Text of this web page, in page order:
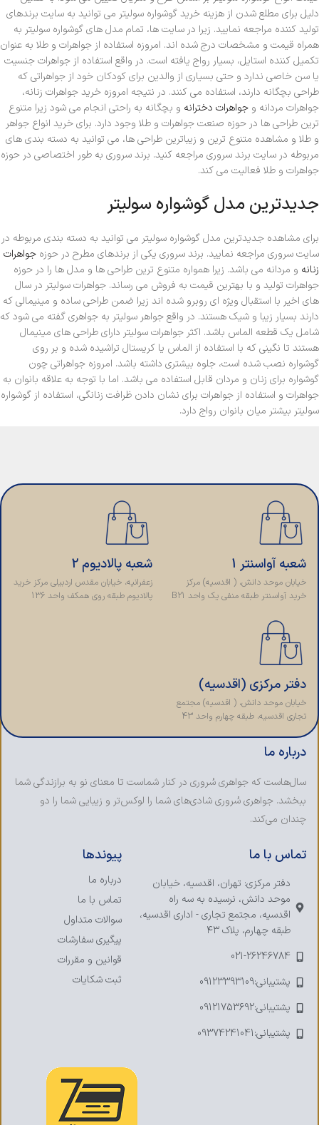
دلیل برای مطلع شدن از هزینه خرید گوشواره سولیتر می توانید به سایت برندهای
تولید کننده مراجعه نمایید. زیرا در سایت ها، تمام مدل های گوشواره سولیتر به
همراه قیمت و مشخصات درج شده اند. امروزه استفاده از جواهرات و طلا به عنوان
تکمیل کننده استایل، بسیار رواج یافته است. در واقع استفاده از جواهرات جنسیت
یا سن خاصی ندارد و حتی بسیاری از والدین برای کودکان خود از جواهراتی که
طراحی بچگانه دارند، استفاده می کنند. در نتیجه امروزه خرید جواهرات زنانه،
جواهرات مردانه و جواهرات دخترانه و بچگانه به راحتی انجام می شود زیرا متنوع
ترین طراحی ها در حوزه صنعت جواهرات و طلا وجود دارد. برای خرید انواع جواهر
و طلا و مشاهده متنوع ترین و زیباترین طراحی ها، می توانید به دسته بندی های
مربوطه در سایت برند سروری مراجعه کنید. برند سروری به طور اختصاصی در حوزه
جواهرات و طلا فعالیت می کند.
جدیدترین مدل گوشواره سولیتر
برای مشاهده جدیدترین مدل گوشواره سولیتر می توانید به دسته بندی مربوطه در
سایت سروری مراجعه نمایید. برند سروری یکی از برندهای مطرح در حوزه جواهرات
زنانه و مردانه می باشد. زیرا همواره متنوع ترین طراحی ها و مدل ها را در حوزه
جواهرات تولید و با بهترین قیمت به فروش می رساند. جواهرات سولیتر در سال
های اخیر با استقبال ویژه ای روبرو شده اند زیرا ضمن طراحی ساده و مینیمالی که
دارند بسیار زیبا و شیک هستند. در واقع جواهر سولیتر به جواهری گفته می شود که
شامل یک قطعه الماس باشد. اکثر جواهرات سولیتر دارای طراحی های مینیمال
هستند تا نگینی که با استفاده از الماس یا کریستال تراشیده شده و بر روی
گوشواره نصب شده است، جلوه بیشتری داشته باشد. امروزه جواهراتی چون
گوشواره برای زنان و مردان قابل استفاده می باشد. اما با توجه به علاقه بانوان به
جواهرات و استفاده از جواهرات برای نشان دادن ظرافت زنانگی، استفاده از گوشواره
سولیتر بیشتر میان بانوان رواج دارد.
شعبه آواسنتر 1
خیابان موحد دانش، ( اقدسیه) مرکز
خرید آواسنتر طبقه منفی یک واحد B21
شعبه پالادیوم 2
زعفرانیه، خیابان مقدس اردبیلی مرکز خرید
پالادیوم طبقه روی همکف واحد 136
دفتر مرکزی (اقدسیه)
خیابان موحد دانش، ( اقدسیه) مجتمع
تجاری اقدسیه، طبقه چهارم واحد 43
درباره ما
سال‌هاست که جواهری سُروری در کنار شماست تا معنای نو به برازندگی شما
ببخشد. جواهری سُروری شادی‌های شما را لوکس‌تر و زیبایی شما را دو
چندان می‌کند.
تماس با ما
دفتر مرکزی: تهران، اقدسیه، خیابان
موحد دانش، نرسیده به سه راه
اقدسیه، مجتمع تجاری - اداری اقدسیه،
طبقه چهارم، پلاک ۴۳
021-26246784
پشتیبانی:09123393109
پشتیبانی:09121753692
پشتیبانی:09374241041
پیوندها
درباره ما
تماس با ما
سوالات متداول
پیگیری سفارشات
قوانین و مقررات
ثبت شکایات